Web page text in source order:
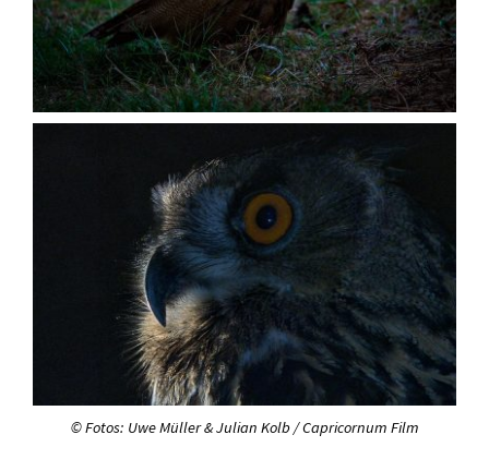
© Fotos: Uwe Müller & Julian Kolb / Capricornum Film